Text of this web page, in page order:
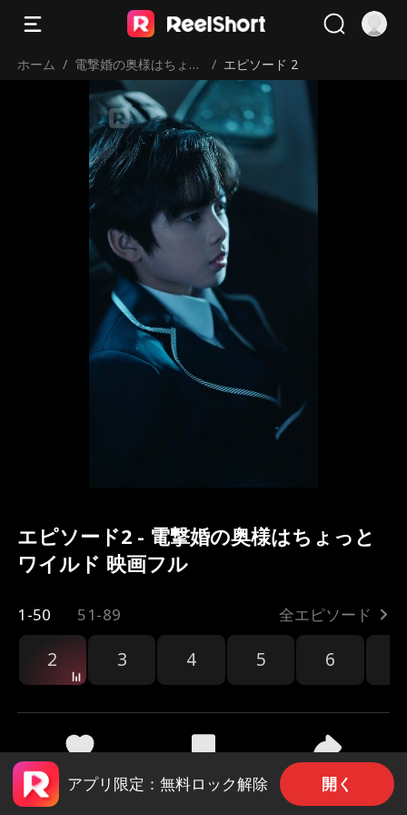
ホーム / 電撃婚の奥様はちょっ
とワイルド
/ エピソード 2
エピソード2 - 電撃婚の奥様はちょっと
ワイルド 映画フル
1-50 51-89 全エピソード
2 3 4 5 6
216 4.2k 共有
アプリ限定：無料ロック解除 開く